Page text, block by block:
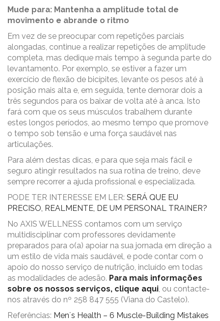
Mude para: Mantenha a amplitude total de
movimento e abrande o ritmo
Em vez de se preocupar com repetições parciais
alongadas, continue a realizar repetições de amplitude
completa, mas dedique mais tempo à segunda parte do
levantamento. Por exemplo, se estiver a fazer um
exercício de flexão de bicípites, levante os pesos até à
posição mais alta e, em seguida, tente demorar dois a
três segundos para os baixar de volta até à anca. Isto
fará com que os seus músculos trabalhem durante
estes longos períodos, ao mesmo tempo que promove
o tempo sob tensão e uma força saudável nas
articulações.
Para além destas dicas, e para que seja mais fácil e
seguro atingir resultados na sua rotina de treino, deve
sempre recorrer a ajuda profissional e especializada.
PODE TER INTERESSE EM LER: SERÁ QUE EU
PRECISO, REALMENTE, DE UM PERSONAL TRAINER?
No AXIS WELLNESS contamos com um serviço
multidisciplinar com professores devidamente
preparados para o(a) apoiar na sua jornada em direção a
um estilo de vida mais saudável, e pode contar com o
apoio do nosso serviço de nutrição, incluído em todas
as modalidades de adesão. Para mais informações
sobre os nossos serviços, clique aqui, ou contacte-
nos através do nº 258 847 555 (Viana do Castelo).
Referências: Men´s Health – 6 Muscle-Building Mistakes